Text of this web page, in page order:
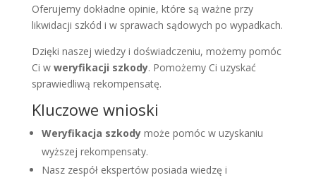
Oferujemy dokładne opinie, które są ważne przy
likwidacji szkód i w sprawach sądowych po wypadkach.
Dzięki naszej wiedzy i doświadczeniu, możemy pomóc
Ci w weryfikacji szkody. Pomożemy Ci uzyskać
sprawiedliwą rekompensatę.
Kluczowe wnioski
Weryfikacja szkodymoże pomóc w uzyskaniu
wyższej rekompensaty.
Nasz zespół ekspertów posiada wiedzę i